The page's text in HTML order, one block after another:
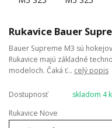
Rukavice Bauer
Bauer Supreme M3 sú
Rukavice majú základné
modeloch. Čaká ť... celý popis
Dostupnosť
skladom 4
Rukavice Nove